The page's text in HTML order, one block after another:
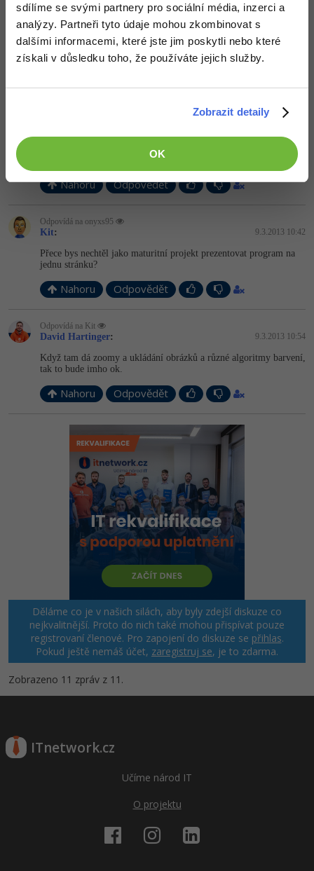
sdílíme se svými partnery pro sociální média, inzerci a
analýzy. Partneři tyto údaje mohou zkombinovat s
dalšími informacemi, které jste jim poskytli nebo které
získali v důsledku toho, že používáte jejich služby.
Zobrazit detaily
OK
Windows
Linux
Elektronický podpis
Fórum
Fórum
Odpovídá na Kit
onyxs95
Chápu... Bohužel s 3D v C# nemám zkušenosti, tak nevím odkuď
bych mohl začít.
9.3.2013 10:39
XNA... Materíálu více než dost... Pokud C# ovládáš +
matematiku, tak není problém...
Nahoru Odpovědět
Odpovídá na onyxs95
Kit: 9.3.2013 10:42
Přece bys nechtěl jako maturitní projekt prezentovat program na
jednu stránku?
Nahoru Odpovědět
Odpovídá na Kit
David Hartinger: 9.3.2013 10:54
Když tam dá zoomy a ukládání obrázků a různé algoritmy barvení,
tak to bude imho ok.
Nahoru Odpovědět
Děláme co je v našich silách, aby byly zdejší diskuze co
nejkvalitnější. Proto do nich také mohou přispívat pouze
registrovaní členové. Pro zapojení do diskuze se přihlas.
Pokud ještě nemáš účet, zaregistruj se, je to zdarma.
Zobrazeno 11 zpráv z 11.
ITnetwork.cz
Učíme národ IT
O projektu